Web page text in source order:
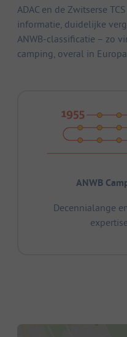
ADAC en de Zwitserse
informatie, duidelijke
ANWB-classificatie – zo
camping, overal in Europa.
ANWB
Decennialange
expertise